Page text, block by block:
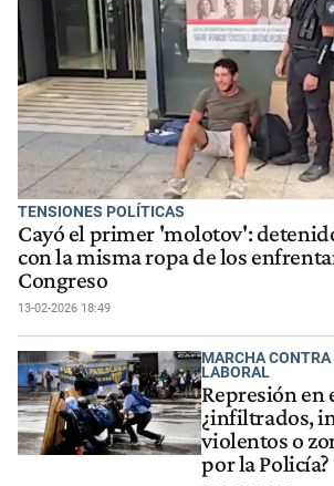
TENSIONES POLÍTICAS
Cayó el primer 'molotov':
con la misma ropa de los
Congreso
13-02-2026 18:49
MARCHA
LABORAL
Represión en
¿infiltrados,
violentos o
por la Policía?